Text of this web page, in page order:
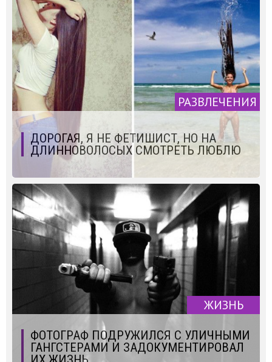
РАЗВЛЕЧЕНИЯ
ДОРОГАЯ, Я НЕ ФЕТИШИСТ, НО НА
ДЛИННОВОЛОСЫХ СМОТРЕТЬ ЛЮБЛЮ
ЖИЗНЬ
ФОТОГРАФ ПОДРУЖИЛСЯ С УЛИЧНЫМИ
ГАНГСТЕРАМИ И ЗАДОКУМЕНТИРОВАЛ